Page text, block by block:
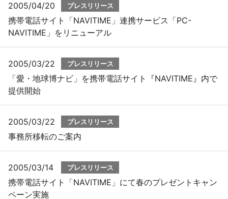
2005/04/20 プレスリリース
携帯電話サイト「NAVITIME」連携サービス「PC-
NAVITIME」をリニューアル
2005/03/22 プレスリリース
「愛・地球博ナビ」を携帯電話サイト『NAVITIME』内で
提供開始
2005/03/22 プレスリリース
事務所移転のご案内
2005/03/14 プレスリリース
携帯電話サイト「NAVITIME」にて春のプレゼントキャン
ペーン実施